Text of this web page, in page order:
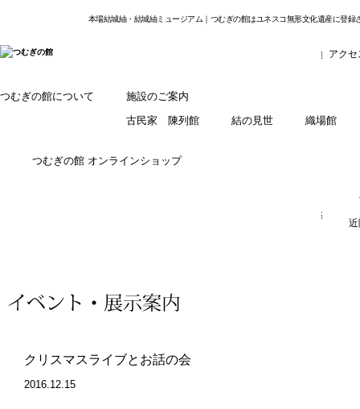
本場結城紬・結城紬ミュージアム｜つむぎの館はユネスコ無形文化遺産に登
アクセ
つむぎの館について
施設のご案内
古民家 陳列館
結の見世 織場館
つむぎの館 オンラインショップ
クリスマスライブとお話の会
2016.12.15